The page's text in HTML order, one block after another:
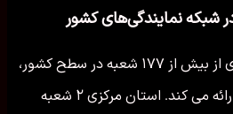
شبکه نمایندگی‌های کشور
مدیران خودرو با برخورداری از بیش از ۱۷۷ شعبه در سطح کشور،
به مشتریان خود خدمات ارائه می کند. استان مرکزی ۲ شعبه